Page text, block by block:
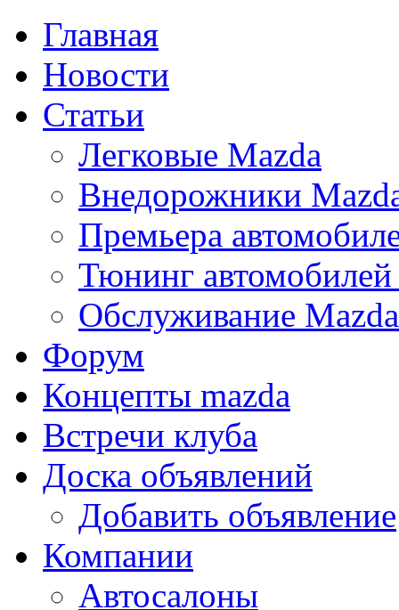
Главная
Новости
Статьи
Легковые Mazda
Внедорожники
Премьера
Тюнинг
Обслуживание Mazda
Форум
Концепты mazda
Встречи клуба
Доска объявлений
Добавить объявление
Компании
Автосалоны